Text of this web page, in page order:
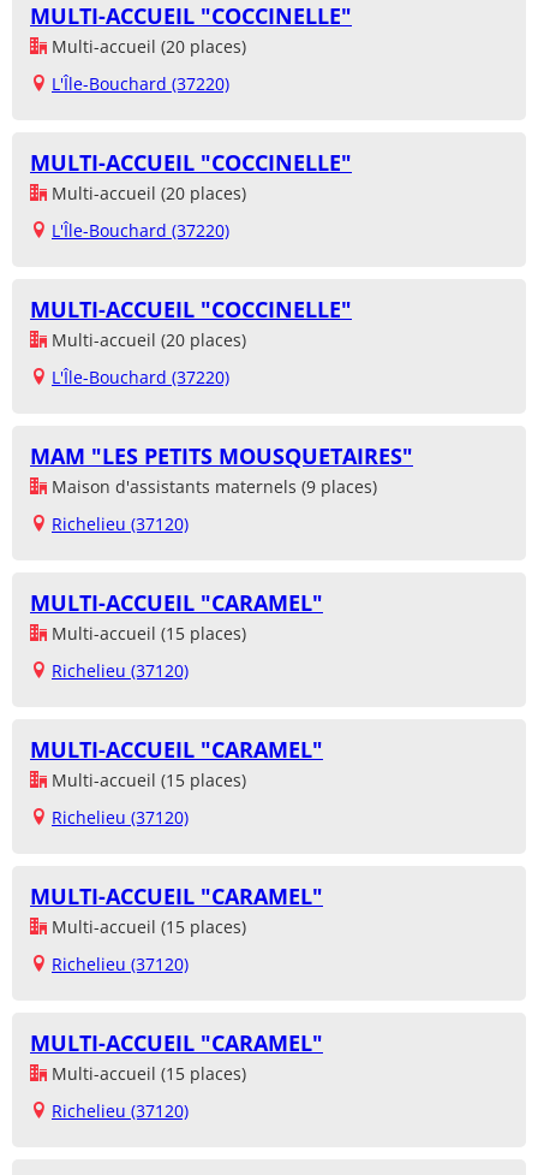
MULTI-ACCUEIL "COCCINELLE"
Multi-accueil (20 places)
L'Île-Bouchard (37220)
MULTI-ACCUEIL "COCCINELLE"
Multi-accueil (20 places)
L'Île-Bouchard (37220)
MULTI-ACCUEIL "COCCINELLE"
Multi-accueil (20 places)
L'Île-Bouchard (37220)
MAM "LES PETITS MOUSQUETAIRES"
Maison d'assistants maternels (9 places)
Richelieu (37120)
MULTI-ACCUEIL "CARAMEL"
Multi-accueil (15 places)
Richelieu (37120)
MULTI-ACCUEIL "CARAMEL"
Multi-accueil (15 places)
Richelieu (37120)
MULTI-ACCUEIL "CARAMEL"
Multi-accueil (15 places)
Richelieu (37120)
MULTI-ACCUEIL "CARAMEL"
Multi-accueil (15 places)
Richelieu (37120)